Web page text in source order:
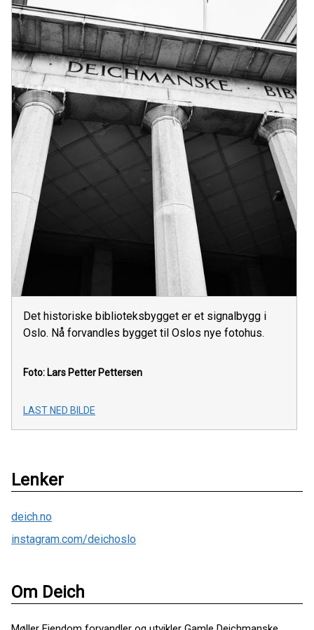
Det historiske biblioteksbygget er et signalbygg i
Oslo. Nå forvandles bygget til Oslos nye fotohus.
Foto: Lars Petter Pettersen
LAST NED BILDE
Lenker
deich.no
instagram.com/deichoslo
Om Deich